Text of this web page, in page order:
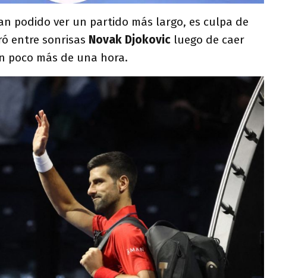
podido ver un partido más largo, es culpa de
entre sonrisas Novak Djokovic luego de caer
poco más de una hora.